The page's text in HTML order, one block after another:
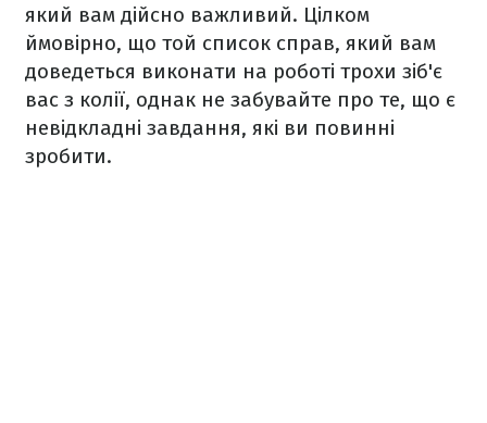
який вам дійсно важливий. Цілком
ймовірно, що той список справ, який вам
доведеться виконати на роботі трохи зіб'є
вас з колії, однак не забувайте про те, що є
невідкладні завдання, які ви повинні
зробити.